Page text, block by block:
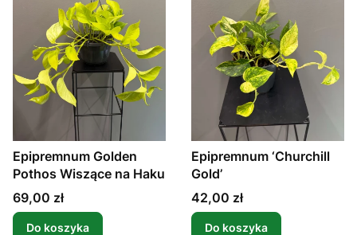
Epipremnum Golden
Pothos Wiszące na Haku
Cena
69,00 zł
Do koszyka
Epipremnum ‘Churchill
Gold’
Cena
42,00 zł
Do koszyka